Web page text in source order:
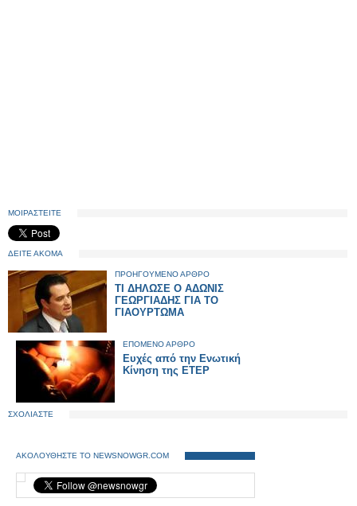
ΜΟΙΡΑΣΤΕΙΤΕ
ΔΕΙΤΕ ΑΚΟΜΑ
ΠΡΟΗΓΟΥΜΕΝΟ ΑΡΘΡΟ
TΙ ΔΗΛΩΣΕ Ο ΑΔΩΝΙΣ
ΓΕΩΡΓΙΑΔΗΣ ΓΙΑ ΤΟ
ΓΙΑΟΥΡΤΩΜΑ
ΕΠΟΜΕΝΟ ΑΡΘΡΟ
Ευχές από την Ενωτική
Κίνηση της ΕΤΕΡ
ΣΧΟΛΙΑΣΤΕ
ΑΚΟΛΟΥΘΗΣΤΕ ΤΟ NEWSNOWGR.COM